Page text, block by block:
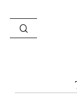
LOOKBOOK